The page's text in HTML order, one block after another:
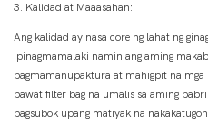
3. Kalidad at Maaasahan:
Ang kalidad ay nasa core ng lahat ng
Ipinagmamalaki namin ang aming
pagmamanupaktura at mahigpit na mga
bawat filter bag na umalis sa aming
pagsubok upang matiyak na